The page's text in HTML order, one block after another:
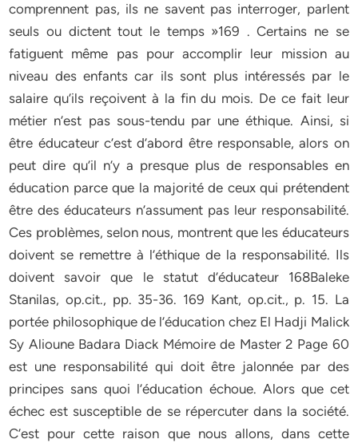
comprennent pas, ils ne savent pas interroger, parlent
seuls ou dictent tout le temps »169 . Certains ne se
fatiguent même pas pour accomplir leur mission au
niveau des enfants car ils sont plus intéressés par le
salaire qu’ils reçoivent à la fin du mois. De ce fait leur
métier n’est pas sous-tendu par une éthique. Ainsi, si
être éducateur c’est d’abord être responsable, alors on
peut dire qu’il n’y a presque plus de responsables en
éducation parce que la majorité de ceux qui prétendent
être des éducateurs n’assument pas leur responsabilité.
Ces problèmes, selon nous, montrent que les éducateurs
doivent se remettre à l’éthique de la responsabilité. Ils
doivent savoir que le statut d’éducateur 168Baleke
Stanilas, op.cit., pp. 35-36. 169 Kant, op.cit., p. 15. La
portée philosophique de l’éducation chez El Hadji Malick
Sy Alioune Badara Diack Mémoire de Master 2 Page 60
est une responsabilité qui doit être jalonnée par des
principes sans quoi l’éducation échoue. Alors que cet
échec est susceptible de se répercuter dans la société.
C’est pour cette raison que nous allons, dans cette